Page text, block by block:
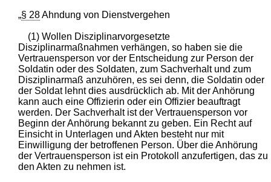
„§ 28Ahndung von Dienstvergehen
(1) Wollen Disziplinarvorgesetzte
Disziplinarmaßnahmen verhängen, so haben sie die
Vertrauensperson vor der Entscheidung zur Person der
Soldatin oder des Soldaten, zum Sachverhalt und zum
Disziplinarmaß anzuhören, es sei denn, die Soldatin oder
der Soldat lehnt dies ausdrücklich ab. Mit der Anhörung
kann auch eine Offizierin oder ein Offizier beauftragt
werden. Der Sachverhalt ist der Vertrauensperson vor
Beginn der Anhörung bekannt zu geben. Ein Recht auf
Einsicht in Unterlagen und Akten besteht nur mit
Einwilligung der betroffenen Person. Über die Anhörung
der Vertrauensperson ist ein Protokoll anzufertigen, das zu
den Akten zu nehmen ist.